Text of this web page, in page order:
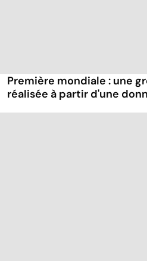
Première mondiale : une
réalisée à partir d'une